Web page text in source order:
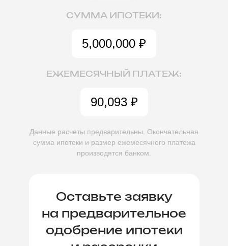
СУММА ИПОТЕКИ:
5,000,000 ₽
ЕЖЕМЕСЯЧНЫЙ ПЛАТЕЖ:
90,093₽
Данные расчеты предварительны. Окончательная
сумма ипотеки и размер ежемесячного платежа
производятся банком.
Оставьте заявку
на предварительное
одобрение ипотеки